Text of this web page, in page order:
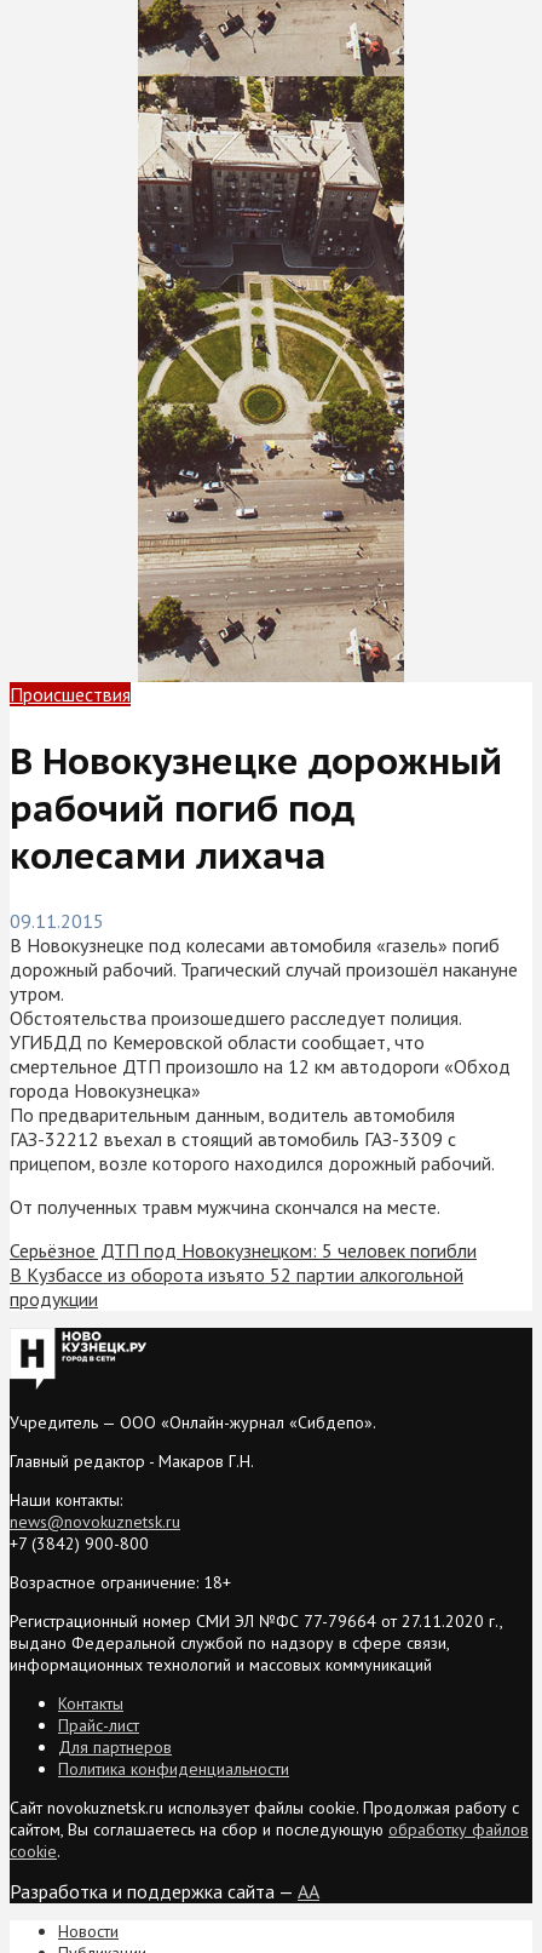
Происшествия
В Новокузнецке дорожный
рабочий погиб под
колесами лихача
09.11.2015
В Новокузнецке под колесами автомобиля «газель» погиб
дорожный рабочий. Трагический случай произошёл накануне
утром.
Обстоятельства произошедшего расследует полиция.
УГИБДД по Кемеровской области сообщает, что
смертельное ДТП произошло на 12 км автодороги «Обход
города Новокузнецка»
По предварительным данным, водитель автомобиля
ГАЗ-32212 въехал в стоящий автомобиль ГАЗ-3309 с
прицепом, возле которого находился дорожный рабочий.
От полученных травм мужчина скончался на месте.
Серьёзное ДТП под Новокузнецком: 5 человек погибли
В Кузбассе из оборота изъято 52 партии алкогольной
продукции
Учредитель — ООО «Онлайн-журнал «Сибдепо».
Главный редактор - Макаров Г.Н.
Наши контакты:
news@novokuznetsk.ru
+7 (3842) 900-800
Возрастное ограничение: 18+
Регистрационный номер СМИ ЭЛ №ФС 77-79664 от 27.11.2020 г.,
выдано Федеральной службой по надзору в сфере связи,
информационных технологий и массовых коммуникаций
Контакты
Прайс-лист
Для партнеров
Политика конфиденциальности
Сайт novokuznetsk.ru использует файлы cookie. Продолжая работу с
сайтом, Вы соглашаетесь на сбор и последующую обработку файлов
cookie.
Разработка и поддержка сайта — AA
Новости